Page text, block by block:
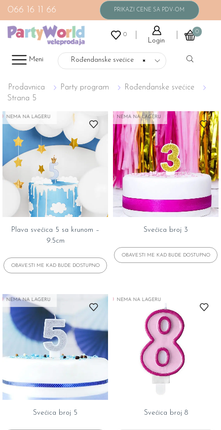
066 16 11 66
0
Login
0
Meni ×
Rođendanske svećice
Prodavnica Party program
Rođendanske svećice
Strana 5
NEMA NA LAGERU
Plava svećica 5 sa krunom –
9.5cm
NEMA NA LAGERU
Svećica broj 3
NEMA NA LAGERU
Svećica broj 5
NEMA NA LAGERU
Svećica broj 8